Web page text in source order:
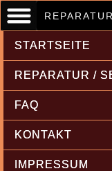
STARTSEITE
REPARATUR /
FAQ
KONTAKT
IMPRESSUM